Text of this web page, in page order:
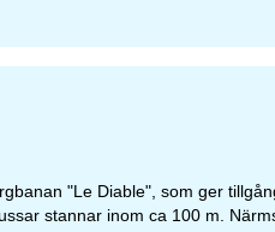
"Le Diable", som ger
stannar inom ca 100 m.